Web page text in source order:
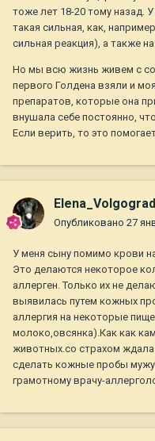
тоже лет 18-20 тому назад.
такая сильная, как,
сильная реакция), а также
Но мы всю жизнь живем с
первого Голдена взяли и
препаратов, которые она
внушала себе постоянно,
Если верить, то это
Elena_Volgograd
Опубликовано 27
У меня сыну помимо крови
Это делаются некоторое
аллерген. Только их не
выявилась путем кожных
аллергия на некоторые
молоко,овсянка).Как как
животных.со страхом ждала
сделать кожные пробы
грамотному врачу-